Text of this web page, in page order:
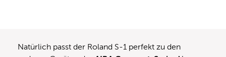
Natürlich passt der Roland S-1 perfekt zu den